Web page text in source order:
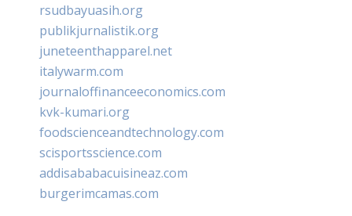
rsudbayuasih.org
publikjurnalistik.org
juneteenthapparel.net
italywarm.com
journaloffinanceeconomics.com
kvk-kumari.org
foodscienceandtechnology.com
scisportsscience.com
addisababacuisineaz.com
burgerimcamas.com